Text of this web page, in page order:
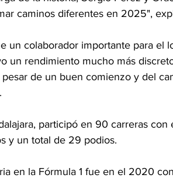
caminos diferentes en 2025",
un colaborador importante para el
un rendimiento mucho más
de un buen comienzo y del
participó en 90 carreras
y un total de 29 podios.
en la Fórmula 1 fue en el 2020